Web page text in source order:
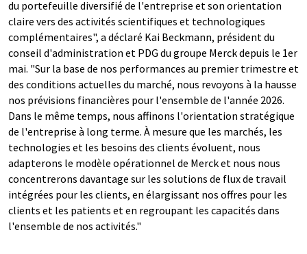
du portefeuille diversifié de l'entreprise et son orientation
claire vers des activités scientifiques et technologiques
complémentaires", a déclaré Kai Beckmann, président du
conseil d'administration et PDG du groupe Merck depuis le 1er
mai. "Sur la base de nos performances au premier trimestre et
des conditions actuelles du marché, nous revoyons à la hausse
nos prévisions financières pour l'ensemble de l'année 2026.
Dans le même temps, nous affinons l'orientation stratégique
de l'entreprise à long terme. À mesure que les marchés, les
technologies et les besoins des clients évoluent, nous
adapterons le modèle opérationnel de Merck et nous nous
concentrerons davantage sur les solutions de flux de travail
intégrées pour les clients, en élargissant nos offres pour les
clients et les patients et en regroupant les capacités dans
l'ensemble de nos activités."